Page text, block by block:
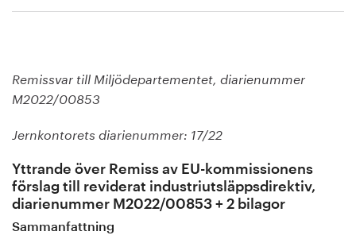
Remissvar till Miljödepartementet, diarienummer
M2022/00853
Jernkontorets diarienummer: 17/22
Yttrande över Remiss av EU-kommissionens
förslag till reviderat industriutsläppsdirektiv,
diarienummer M2022/00853 + 2 bilagor
Sammanfattning